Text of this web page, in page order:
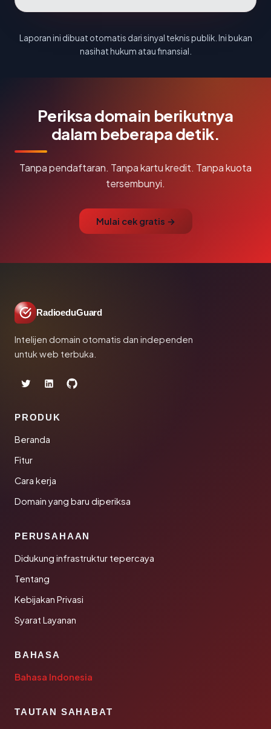
Laporan ini dibuat otomatis dari sinyal teknis publik. Ini bukan
nasihat hukum atau finansial.
Periksa domain berikutnya
dalam beberapa detik.
Tanpa pendaftaran. Tanpa kartu kredit. Tanpa kuota
tersembunyi.
Mulai cek gratis →
RadioeduGuard
Intelijen domain otomatis dan independen
untuk web terbuka.
PRODUK
Beranda
Fitur
Cara kerja
Domain yang baru diperiksa
PERUSAHAAN
Didukung infrastruktur tepercaya
Tentang
Kebijakan Privasi
Syarat Layanan
BAHASA
Bahasa Indonesia
TAUTAN SAHABAT